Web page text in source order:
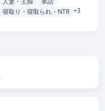
寝取り・寝取られ・NTR +3